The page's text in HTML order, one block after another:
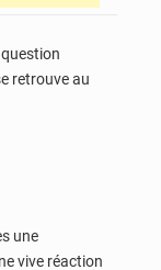
retrouve au
une
vive réaction